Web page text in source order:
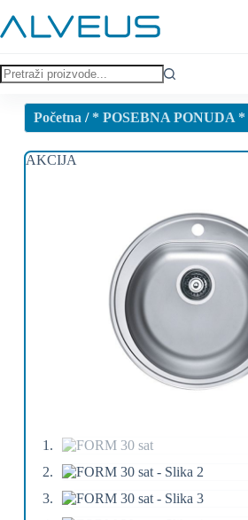
Početna / * POSEBNA PONUDA *
AKCIJA